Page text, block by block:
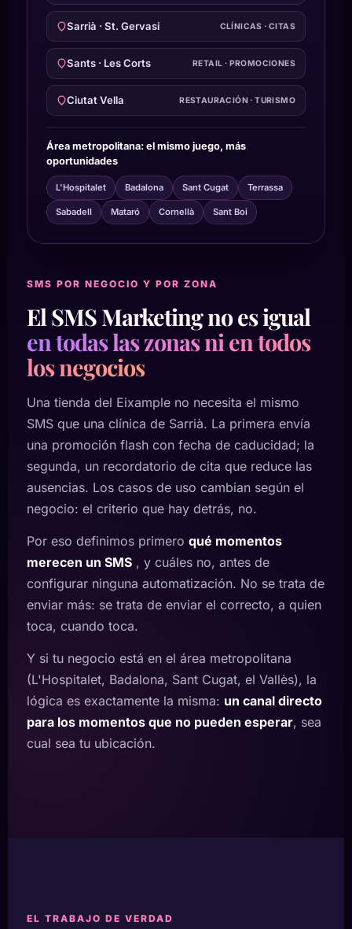
Sarrià · St. Gervasi CLÍNICAS · CITAS
Sants · Les Corts RETAIL · PROMOCIONES
Ciutat Vella RESTAURACIÓN · TURISMO
Área metropolitana: el mismo juego, más
oportunidades
L'Hospitalet Badalona Sant Cugat Terrassa
Sabadell Mataró Cornellà Sant Boi
SMS POR NEGOCIO Y POR ZONA
El SMS Marketing no es igual
en todas las zonas ni en todos
los negocios
Una tienda del Eixample no necesita el mismo
SMS que una clínica de Sarrià. La primera envía
una promoción flash con fecha de caducidad; la
segunda, un recordatorio de cita que reduce las
ausencias. Los casos de uso cambian según el
negocio: el criterio que hay detrás, no.
Por eso definimos primero qué momentos
merecen un SMS , y cuáles no, antes de
configurar ninguna automatización. No se trata de
enviar más: se trata de enviar el correcto, a quien
toca, cuando toca.
Y si tu negocio está en el área metropolitana
(L'Hospitalet, Badalona, Sant Cugat, el Vallès), la
lógica es exactamente la misma: un canal directo
para los momentos que no pueden esperar, sea
cual sea tu ubicación.
EL TRABAJO DE VERDAD